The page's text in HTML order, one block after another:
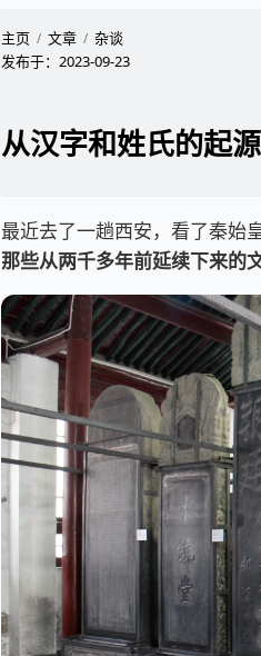
主页 文章
杂谈
发布于： 2023-09-23
从汉字和姓氏的起
最近去了一趟西安，看了秦始
那些从两千多年前延续下来的